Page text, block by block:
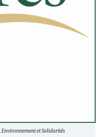
Environnement et Solidarités